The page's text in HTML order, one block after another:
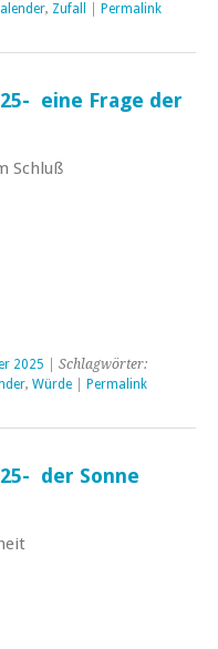
, Zufall Permalink
eine Frage der
Schluß
2025 | Schlagwörter:
, Würde Permalink
der Sonne